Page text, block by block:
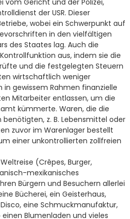
der USR. Dieser
wobei ein Schwerpunkt auf
in den vielfältigen
des Staates lag. Auch die
aus, indem sie die
und die festgelegten Steuern
wirtschaftlich weniger
gewissem Rahmen finanzielle
Mitarbeiter entlassen, um die
kümmerte. Waren, die die
z. B. Lebensmittel oder
zuvor im Warenlager bestellt
einer unkontrollierten zollfreien
(Crêpes, Burger,
mexikanisches
Bürgern und Besuchern allerlei
Bücherei, ein Geisterhaus,
eine Schmuckmanufaktur,
Blumenladen und vieles